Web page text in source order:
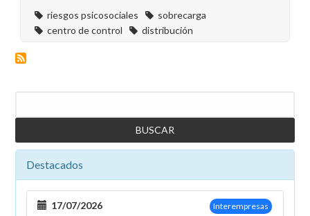
riesgos psicosociales
sobrecarga
centro de control
distribución
Destacados
Interempresas
17/07/2026